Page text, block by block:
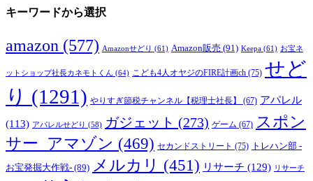
キーワードから選択
amazon (577) Amazonせどり (61) Amazon販売 (91) Keepa (61) お宝ネ
ットショップ社長カネモトくん (64) こども4人オヤジのFIRE計画ch (75) せど
り (1291) やりすぎ節税チャンネル【税理士社長】 (67) アパレル
(113) アパレルせどり (58) ガジェット (273) ゲーム (67) スポン
サー_アマゾン (469) セカンドストリート (75) トレハン部 -
お宝発掘大作戦- (89) メルカリ (451) リサーチ (129) リサーチ